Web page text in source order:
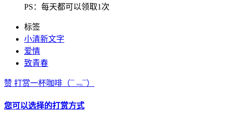
PS：每天都可以领取1次
标签
小清新文字
爱情
致青春
赞 打赏一杯咖啡 （¯﹃¯）
您可以选择的打赏方式